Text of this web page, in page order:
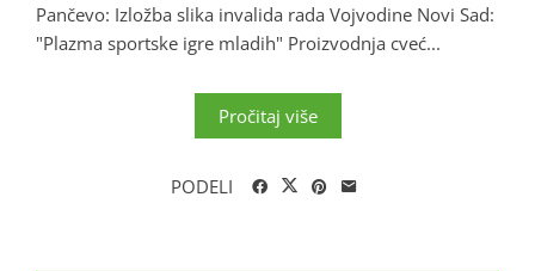
Pančevo: Izložba slika invalida rada Vojvodine Novi Sad:
"Plazma sportske igre mladih" Proizvodnja cveć...
Pročitaj više
PODELI